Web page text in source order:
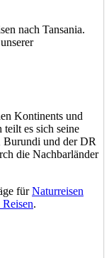
nach Tansania.
Kontinents und
teilt es sich seine
Burundi und der DR
die Nachbarländer
fürNaturreisen
Reisen.